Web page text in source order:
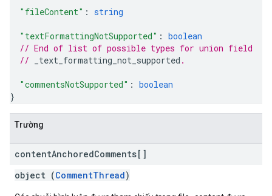
"fileContent" : string
"textFormattingNotSupported" : boolean
// End of list of possible types for union field
//
_text_formatting_not_supported .
"commentsNotSupported" : boolean
}
Trường
contentAnchoredComments[]
object (CommentThread)